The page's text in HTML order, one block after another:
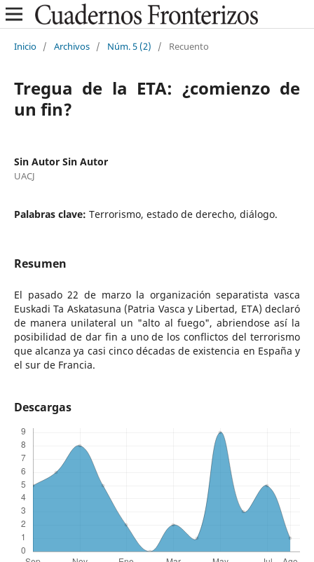
Inicio / Archivos / Núm. 5 (2) / Recuento
Tregua de la ETA: ¿comienzo de
un fin?
Sin Autor Sin Autor
UACJ
Palabras clave: Terrorismo, estado de derecho, diálogo.
Resumen
El pasado 22 de marzo la organización separatista vasca
Euskadi Ta Askatasuna (Patria Vasca y Libertad, ETA) declaró
de manera unilateral un "alto al fuego", abriendose así la
posibilidad de dar fin a uno de los conflictos del terrorismo
que alcanza ya casi cinco décadas de existencia en España y
el sur de Francia.
Descargas